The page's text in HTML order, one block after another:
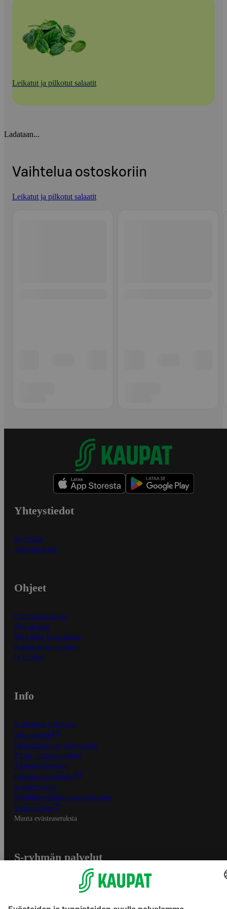
Leikatut ja pilkotut salaatit
Ladataan...
Vaihtelua ostoskoriin
Leikatut ja pilkotut salaatit
Yhteystiedot
Myymälät
Asiakaspalvelu
Ohjeet
Ensitilaajan ohjeet
Näin maksat
Näin tilaat ja muokkaat
Kaikki ohjeet ja vinkit
In English
Info
S-Business yrityksille
Oiva-raportit
Osuuskauppojen yhteystiedot
Tilaus- ja toimitusehdot
Tietosuojakäytäntö
Palvelun käyttöehdot
Saavutettavuus
Mobiilisovelluksen saavutettavuus
Mainostajalle
Muuta evästeasetuksia
S-ryhmän palvelut